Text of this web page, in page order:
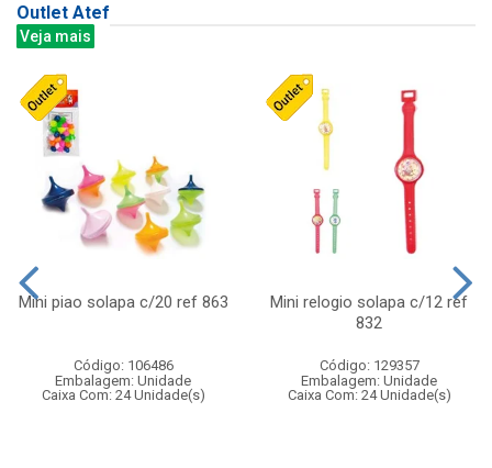
Outlet Atef
Veja mais
Mini piao solapa c/20 ref 863
Código: 106486
Embalagem: Unidade
Caixa Com: 24 Unidade(s)
Mini relogio solapa c/12 ref
832
Código: 129357
Embalagem: Unidade
Caixa Com: 24 Unidade(s)